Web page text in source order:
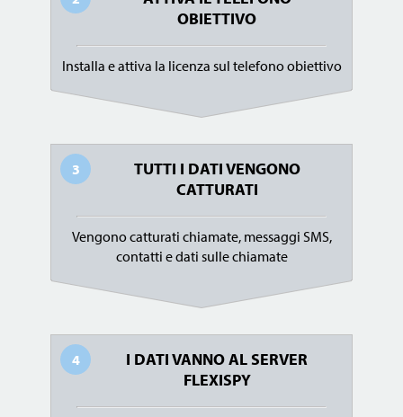
OBIETTIVO
Installa e attiva la licenza sul telefono obiettivo
3
TUTTI I DATI VENGONO
CATTURATI
Vengono catturati chiamate, messaggi SMS,
contatti e dati sulle chiamate
4
I DATI VANNO AL SERVER
FLEXISPY